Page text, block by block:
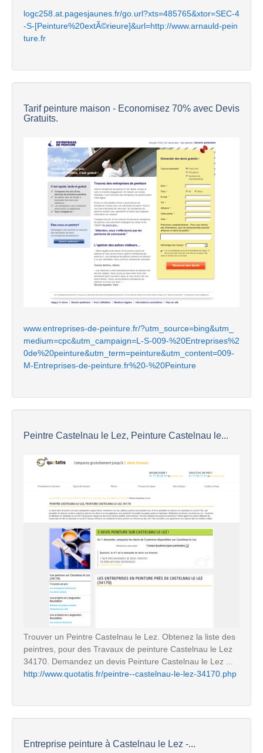
logc258.at.pagesjaunes.fr/go.url?xts=485765&xtor=SEC-4
-S-[Peinture%20extÃ©rieure]&url=http://www.arnauld-pein
ture.fr
Tarif peinture maison - Economisez 70% avec Devis
Gratuits.
www.entreprises-de-peinture.fr/?utm_source=bing&utm_
medium=cpc&utm_campaign=L-S-009-%20Entreprises%2
0de%20peinture&utm_term=peinture&utm_content=009-
M-Entreprises-de-peinture.fr%20-%20Peinture
Peintre Castelnau le Lez, Peinture Castelnau le...
Trouver un Peintre Castelnau le Lez. Obtenez la liste des
peintres, pour des Travaux de peinture Castelnau le Lez
34170. Demandez un devis Peinture Castelnau le Lez ...
http://www.quotatis.fr/peintre--castelnau-le-lez-34170.php
Entreprise peinture à Castelnau le Lez -...